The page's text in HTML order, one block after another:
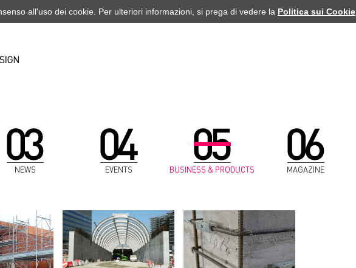
NEWS EVENTS BUSINESS & PRODUCTS MAGAZINE
all'uso dei cookie. Per ulteriori informazioni, si prega di vedere la Politica sui Cookie